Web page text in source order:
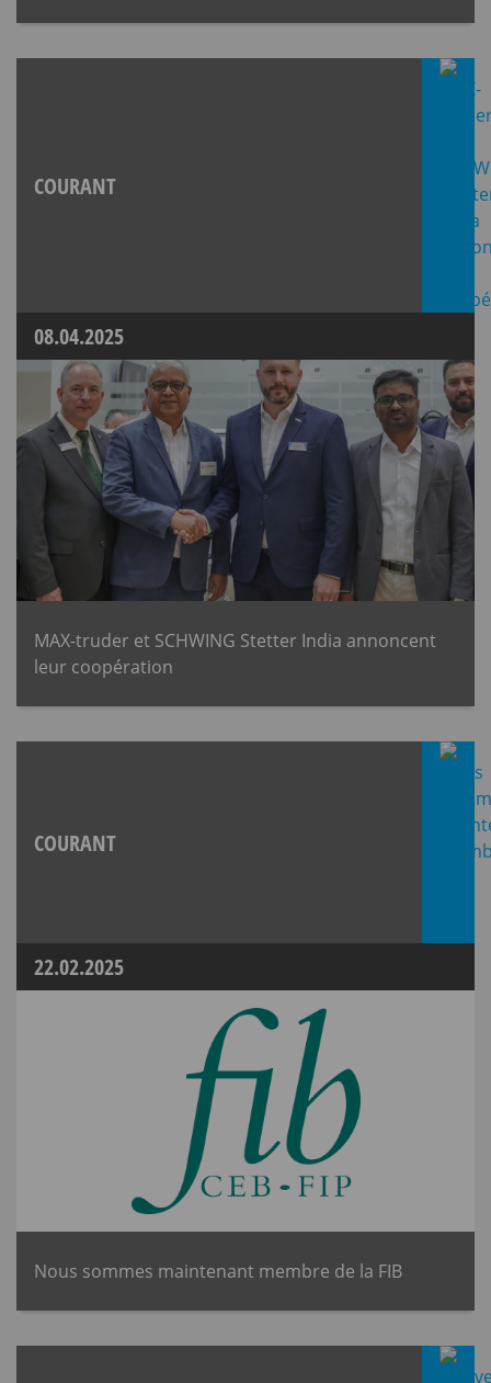
COURANT
08.04.2025
MAX-truder et SCHWING Stetter India annoncent
leur coopération
COURANT
22.02.2025
Nous sommes maintenant membre de la FIB